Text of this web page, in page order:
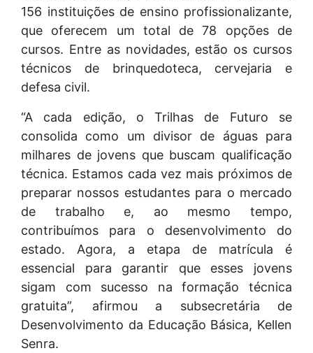
156 instituições de ensino profissionalizante,
que oferecem um total de 78 opções de
cursos. Entre as novidades, estão os cursos
técnicos de brinquedoteca, cervejaria e
defesa civil.
“A cada edição, o Trilhas de Futuro se
consolida como um divisor de águas para
milhares de jovens que buscam qualificação
técnica. Estamos cada vez mais próximos de
preparar nossos estudantes para o mercado
de trabalho e, ao mesmo tempo,
contribuímos para o desenvolvimento do
estado. Agora, a etapa de matrícula é
essencial para garantir que esses jovens
sigam com sucesso na formação técnica
gratuita”, afirmou a subsecretária de
Desenvolvimento da Educação Básica, Kellen
Senra.